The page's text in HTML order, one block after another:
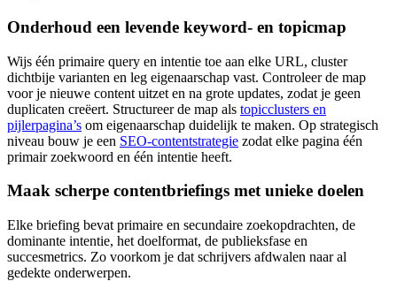
Onderhoud een levende keyword- en topicmap
Wijs één primaire query en intentie toe aan elke URL, cluster
dichtbije varianten en leg eigenaarschap vast. Controleer de map
voor je nieuwe content uitzet en na grote updates, zodat je geen
duplicaten creëert. Structureer de map als topicclusters en
pijlerpagina’s om eigenaarschap duidelijk te maken. Op strategisch
niveau bouw je een SEO-contentstrategie zodat elke pagina één
primair zoekwoord en één intentie heeft.
Maak scherpe contentbriefings met unieke doelen
Elke briefing bevat primaire en secundaire zoekopdrachten, de
dominante intentie, het doelformat, de publieksfase en
succesmetrics. Zo voorkom je dat schrijvers afdwalen naar al
gedekte onderwerpen.